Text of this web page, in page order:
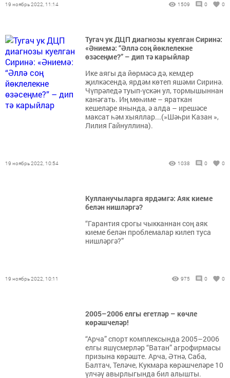
19 ноябрь 2022, 11:14 1509 0 0
Тугач ук ДЦП диагнозы куелган Сиринә:
«Әниемә: “Әллә соң йөклелекне
өзәсеңме?” – дип тә карыйлар
Ике аягы да йөрмәсә дә, кемдер
җилкәсендә, ярдәм көтеп яшәми Сиринә.
Чүпрәледә туып-үскән ул, тормышыннан
канәгать. Иң мөһиме – яраткан
кешеләре янында, ә алда – ирешәсе
максат һәм хыяллар...(»Шәһри Казан »,
Лилия Гайнуллина).
19 ноябрь 2022, 10:54 1038 0 0
Кулланучыларга ярдәмгә: Аяк киеме
белән нишләргә?
“Гарантия срогы чыкканнан соң аяк
киеме белән проблемалар килеп туса
нишләргә?”
19 ноябрь 2022, 10:11 975 0 0
2005–2006 елгы егетләр – көчле
көрәшчеләр!
“Арча” спорт комплексында 2005–2006
елгы яшүсмерләр “Ватан” агрофирмасы
призына көрәште. Арча, Әтнә, Саба,
Балтач, Теләче, Кукмара көрәшчеләре 10
үлчәү авырлыгында бил алышты.